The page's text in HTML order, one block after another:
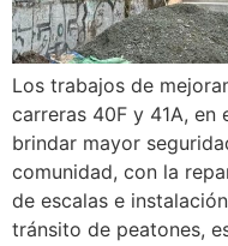
Los trabajos de
carreras 40F y 41A, en
brindar mayor
comunidad, con la
de escalas e
tránsito de peatones,